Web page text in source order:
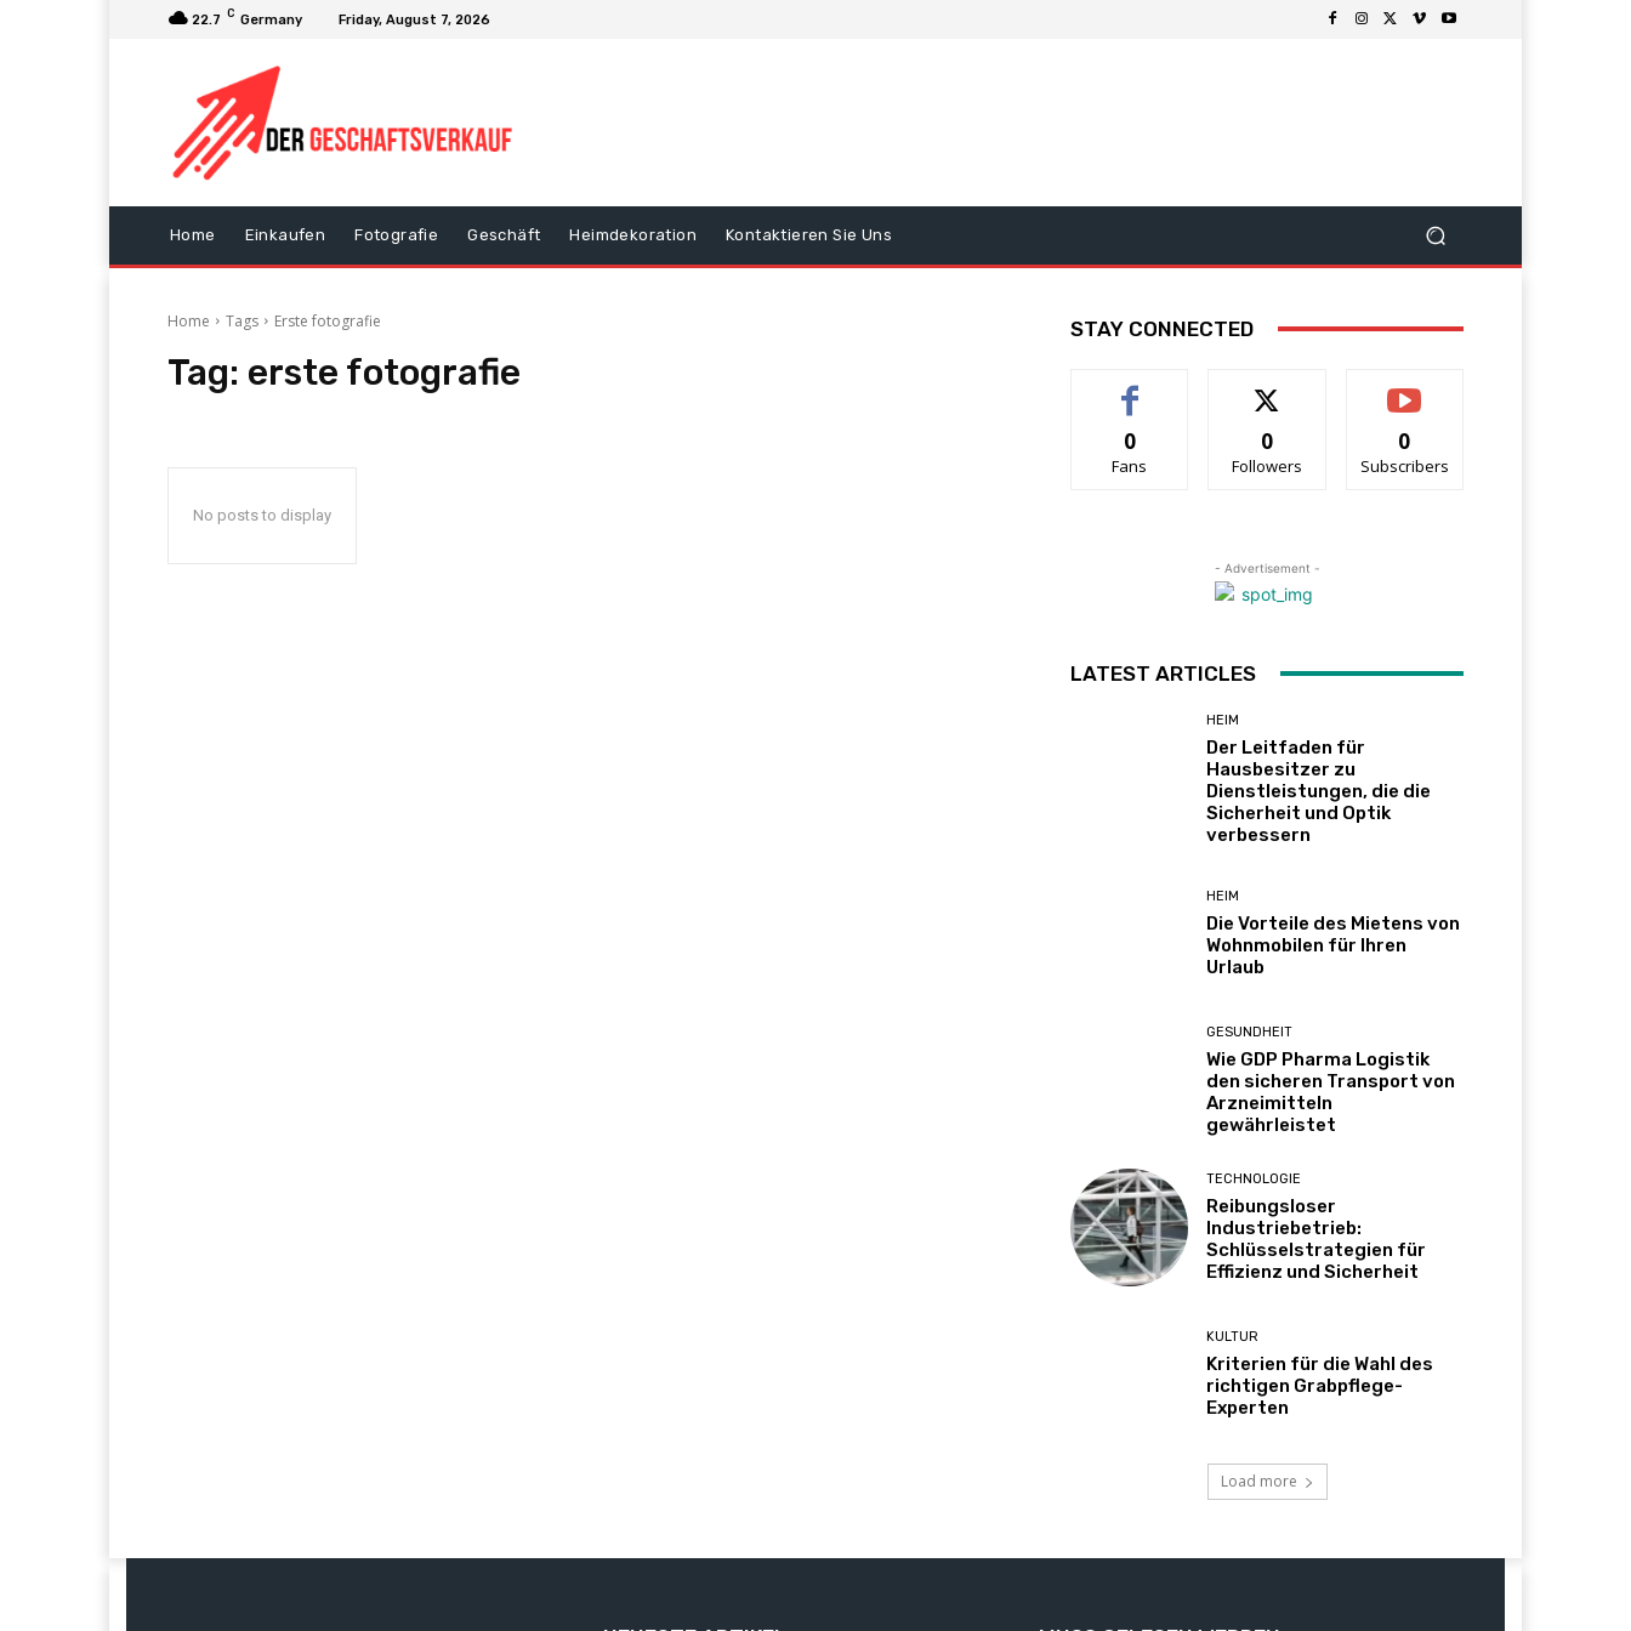
22.7 C Germany Friday, August 7, 2026
Home Einkaufen Fotografie Geschäft Heimdekoration Kontaktieren Sie Uns
Home Tags Erste fotografie
Tag: erste fotografie
No posts to display
STAY CONNECTED
0
Fans
0
Followers
0
Subscribers
- Advertisement -
LATEST ARTICLES
HEIM
Der Leitfaden für
Hausbesitzer zu
Dienstleistungen, die die
Sicherheit und Optik
verbessern
HEIM
Die Vorteile des Mietens von
Wohnmobilen für Ihren
Urlaub
GESUNDHEIT
Wie GDP Pharma Logistik
den sicheren Transport von
Arzneimitteln
gewährleistet
TECHNOLOGIE
Reibungsloser
Industriebetrieb:
Schlüsselstrategien für
Effizienz und Sicherheit
KULTUR
Kriterien für die Wahl des
richtigen Grabpflege-
Experten
Load more